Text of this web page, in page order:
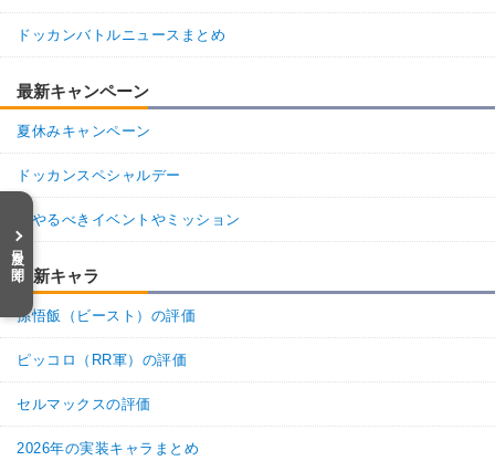
目次を開く
ドッカンバトルニュースまとめ
最新キャンペーン
夏休みキャンペーン
ドッカンスペシャルデー
今やるべきイベントやミッション
最新キャラ
孫悟飯（ビースト）の評価
ピッコロ（RR軍）の評価
セルマックスの評価
2026年の実装キャラまとめ